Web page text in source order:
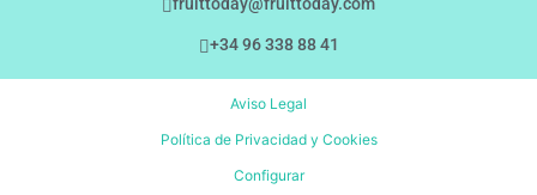
fruittoday@fruittoday.com
+34 96 338 88 41
Aviso Legal
Política de Privacidad y Cookies
Configurar